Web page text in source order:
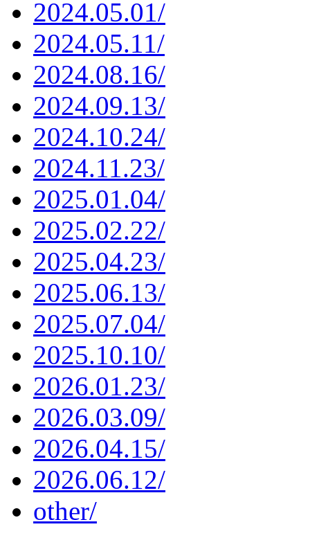
2024.05.01/
2024.05.11/
2024.08.16/
2024.09.13/
2024.10.24/
2024.11.23/
2025.01.04/
2025.02.22/
2025.04.23/
2025.06.13/
2025.07.04/
2025.10.10/
2026.01.23/
2026.03.09/
2026.04.15/
2026.06.12/
other/